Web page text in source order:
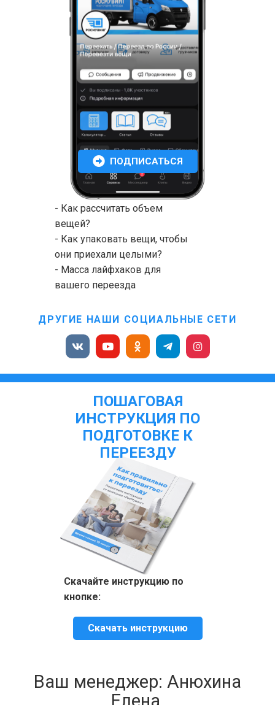
- Как рассчитать объем
вещей?
- Как упаковать вещи, чтобы
они приехали целыми?
- Масса лайфхаков для
вашего переезда
ПОДПИСАТЬСЯ
ДРУГИЕ НАШИ СОЦИАЛЬНЫЕ СЕТИ
ПОШАГОВАЯ
ИНСТРУКЦИЯ ПО
ПОДГОТОВКЕ К
ПЕРЕЕЗДУ
Скачайте инструкцию по
кнопке:
Скачать инструкцию
Ваш менеджер: Анюхина
Елена